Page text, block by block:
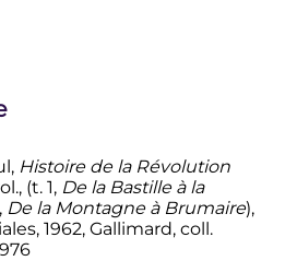
Histoire de la Révolution
(t. 1, De la Bastille à la
De la Montagne à Brumaire),
1962, Gallimard, coll.